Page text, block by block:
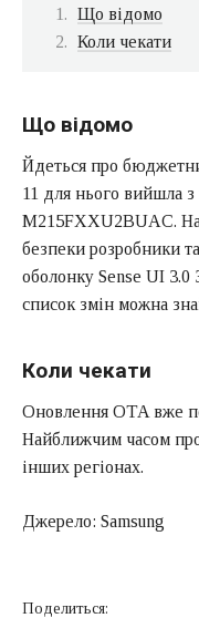
Що відомо
Коли чекати
Що відомо
Йдеться про
11 для нього вийшла
M215FXXU2BUAC. На
безпеки розробники
оболонку Sense UI 3.0
список змін можна
Коли чекати
Оновлення OTA вже
Найближчим часом
інших регіонах.
Джерело: Samsung
Поделиться: